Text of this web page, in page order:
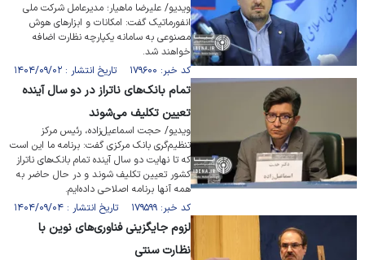
ویدیو/ علیرضا ماهیار؛ مدیرعامل شرکت ملی
انفورماتیک گفت: امکانات و ابزار‌های هوش
مصنوعی به سامانه یکپارچه نظارت اضافه
خواهند شد.
کد خبر: ۱۷۹۶۰۰ تاریخ انتشار : ۱۴۰۴/۰۹/۰۲
تمام بانک‌های ناتراز در دو سال آینده
تعیین تکلیف می‌شوند
ویدیو/ حجت اسماعیل‌زاده، رئیس مرکز
تنظیم‌گری بانک مرکزی گفت: برنامه ما این است
که تا نهایت دو سال آینده تمام بانک‌های ناتراز
کشور تعیین تکلیف شوند و در حال حاضر به
همه آنها برنامه اصلاحی داده‌ایم.
کد خبر: ۱۷۹۵۹۹ تاریخ انتشار : ۱۴۰۴/۰۹/۰۴
لزوم جایگزینی فناوری‌های نوین با
نظارت سنتی